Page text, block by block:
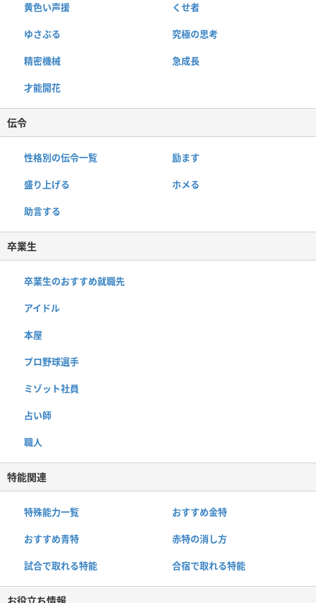
黄色い声援 くせ者
ゆさぶる 究極の思考
精密機械 急成長
才能開花
伝令
性格別の伝令一覧 励ます
盛り上げる ホメる
助言する
卒業生
卒業生のおすすめ就職先
アイドル
本屋
プロ野球選手
ミゾット社員
占い師
職人
特能関連
特殊能力一覧 おすすめ金特
おすすめ青特 赤特の消し方
試合で取れる特能 合宿で取れる特能